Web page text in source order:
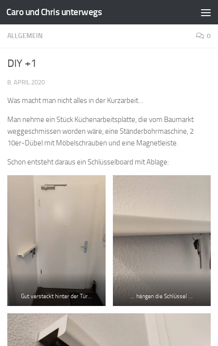
Zum Inhalt springen
Caro und Chris unterwegs
ALLGEMEIN 0
DIY +1
8. APRIL 2020
Was macht man nicht alles in der Kurzarbeit…
Man nehme ein Stück Küchenarbeitsplatte, die vom Baumarkt
weggeschmissen worden wäre, eine Ständerbohrmaschine, 2
10er-Dübel mit Möbelschrauben und eine Magnetleiste.
Schon entsteht daraus ein Schlüsselboard mit Ablage:
Gut versteckt hinter der Tür… … hängen die Schlüssel …